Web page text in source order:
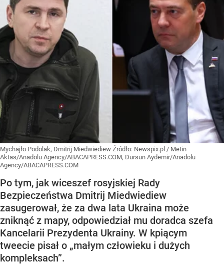
Mychajło Podolak, Dmitrij Miedwiediew Źródło: Newspix.pl / Metin
Aktas/Anadolu Agency/ABACAPRESS.COM, Dursun Aydemir/Anadolu
Agency/ABACAPRESS.COM
Po tym, jak wiceszef rosyjskiej Rady
Bezpieczeństwa Dmitrij Miedwiediew
zasugerował, że za dwa lata Ukraina może
zniknąć z mapy, odpowiedział mu doradca szefa
Kancelarii Prezydenta Ukrainy. W kpiącym
tweecie pisał o „małym człowieku i dużych
kompleksach”.